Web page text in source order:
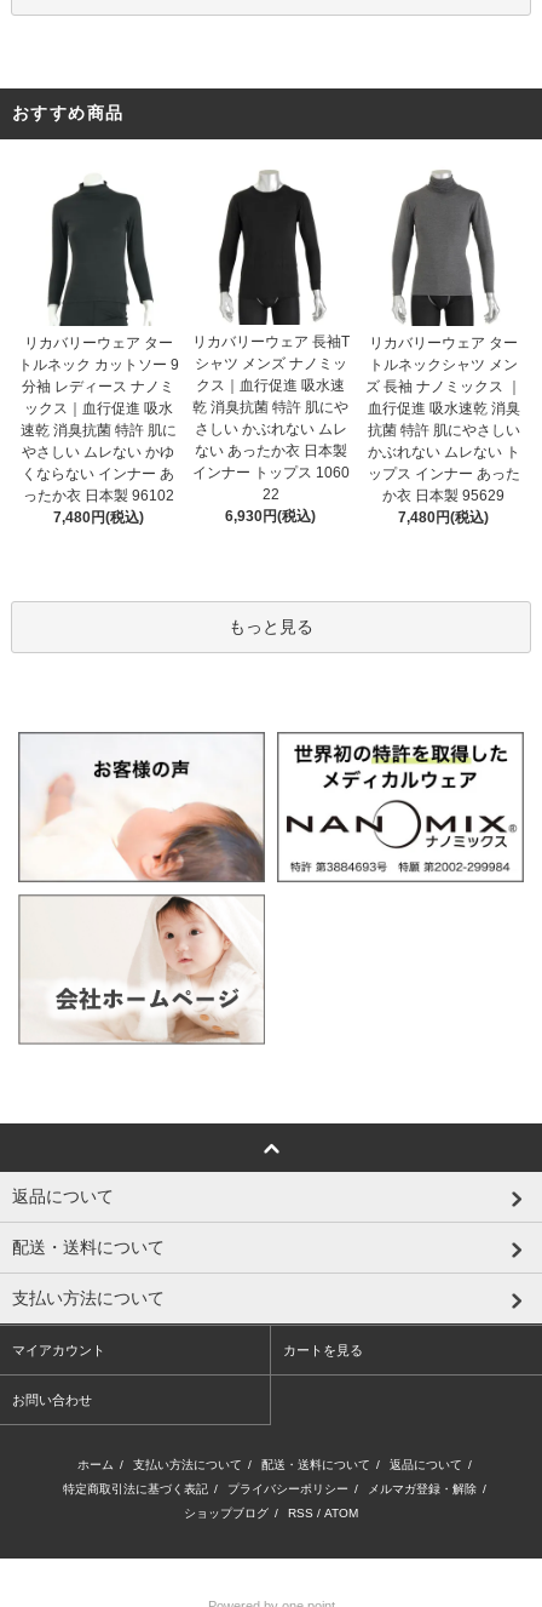
おすすめ商品
リカバリーウェア ター
トルネック カットソー 9
分袖 レディース ナノミ
ックス｜血行促進 吸水
速乾 消臭抗菌 特許 肌に
やさしい ムレない かゆ
くならない インナー あ
ったか衣 日本製 96102
7,480円(税込)
リカバリーウェア 長袖T
シャツ メンズ ナノミッ
クス｜血行促進 吸水速
乾 消臭抗菌 特許 肌にや
さしい かぶれない ムレ
ない あったか衣 日本製
インナー トップス 1060
22
6,930円(税込)
リカバリーウェア ター
トルネックシャツ メン
ズ 長袖 ナノミックス ｜
血行促進 吸水速乾 消臭
抗菌 特許 肌にやさしい
かぶれない ムレない ト
ップス インナー あった
か衣 日本製 95629
7,480円(税込)
もっと見る
返品について
配送・送料について
支払い方法について
マイアカウント カートを見る
お問い合わせ
ホーム / 支払い方法について / 配送・送料について / 返品について /
特定商取引法に基づく表記 / プライバシーポリシー / メルマガ登録・解除 /
ショップブログ / RSS / ATOM